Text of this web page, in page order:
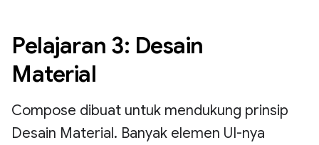
Pelajaran 3: Desain
Material
Compose dibuat untuk mendukung prinsip
Desain Material. Banyak elemen UI-nya